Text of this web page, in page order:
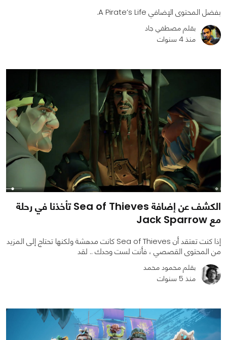
0
بفضل المحتوى الإضافي A Pirate’s Life.
بقلم مصطفي جاد
منذ 4 سنوات
الكشف عن إضافة Sea of Thieves تأخذنا في رحلة
مع Jack Sparrow
إذا كنت تعتقد أن Sea of ​​Thieves كانت مدهشة ولكنها تحتاج إلى المزيد
من المحتوى القصصي ، فأنت لست وحدك .. لقد
بقلم محمود محمد
منذ 5 سنوات